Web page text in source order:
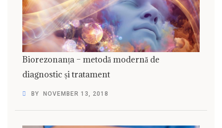
Biorezonanța – metodă modernă de
diagnostic și tratament
BY NOVEMBER 13, 2018